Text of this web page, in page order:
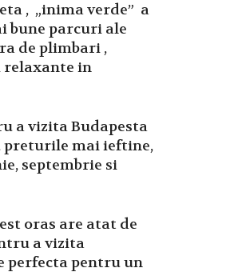
, „inima verde” a
bune parcuri ale
de plimbari ,
relaxante in
a vizita Budapesta
mai ieftine,
septembrie si
oras are atat de
a vizita
perfecta pentru un